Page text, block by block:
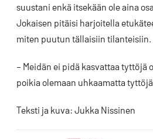
suustani enkä itsekään ole aina
Jokaisen pitäisi harjoitella
miten puutun tällaisiin tilanteisiin.
– Meidän ei pidä kasvattaa tyttöjä
poikia olemaan uhkaamatta
Teksti ja kuva: Jukka Nissinen